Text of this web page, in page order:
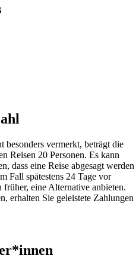
besonders vermerkt, beträgt die
Reisen 20 Personen. Es kann
dass eine Reise abgesagt werden
Fall spätestens 24 Tage vor
eine Alternative anbieten.
erhalten Sie geleistete Zahlungen